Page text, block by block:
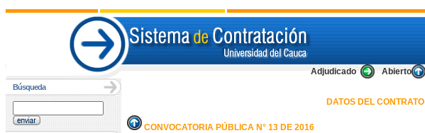
Adjudicado Abierto
Búsqueda
DATOS DEL CONTRATO
CONVOCATORIA PÚBLICA N° 13 DE 2016